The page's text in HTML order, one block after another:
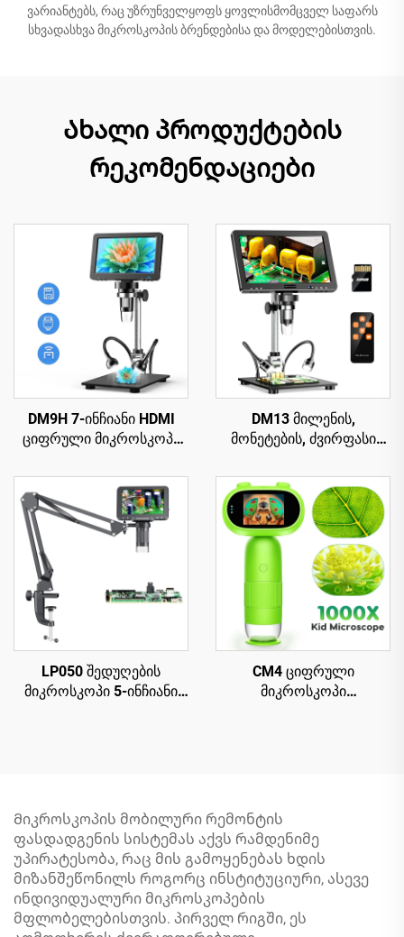
ვარიანტებს, რაც უზრუნველყოფს ყოვლისმომცველ საფარს
სხვადასხვა მიკროსკოპის ბრენდებისა და მოდელებისთვის.
Ახალი პროდუქტების
რეკომენდაციები
DM9H 7-ინჩიანი HDMI
ციფრული მიკროსკოპი
მიკროსკოპი IPS
ეკრანით, 16MP,
პარაფინის მიკროსკოპი
DM13 მილენის,
მონეტების, ძვირფასი
მიკროსკოპი
ელექტრონიკული
რემონტისთვის, 10 LED-
ით
LP050 შედუღების
მიკროსკოპი 5-ინჩიანი
CM4 ციფრული
მიკროსკოპი
Მიკროსკოპის მობილური რემონტის
ფასდადგენის სისტემას აქვს რამდენიმე
უპირატესობა, რაც მის გამოყენებას ხდის
მიზანშეწონილს როგორც ინსტიტუციური, ასევე
ინდივიდუალური მიკროსკოპების
მფლობელებისთვის. პირველ რიგში, ეს